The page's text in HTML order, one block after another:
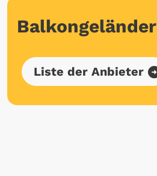
Balkongeländer
Liste der Anbieter